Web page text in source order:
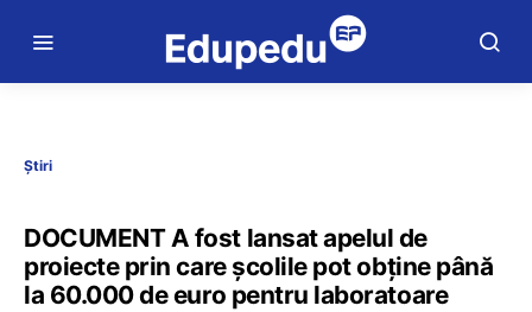
Știri
DOCUMENT A fost lansat apelul de
proiecte prin care școlile pot obține până
la 60.000 de euro pentru laboratoare